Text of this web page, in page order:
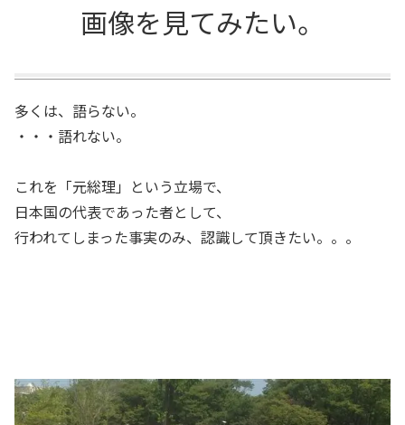
画像を見てみたい。
多くは、語らない。
・・・語れない。
これを「元総理」という立場で、
日本国の代表であった者として、
行われてしまった事実のみ、認識して頂きたい。。。